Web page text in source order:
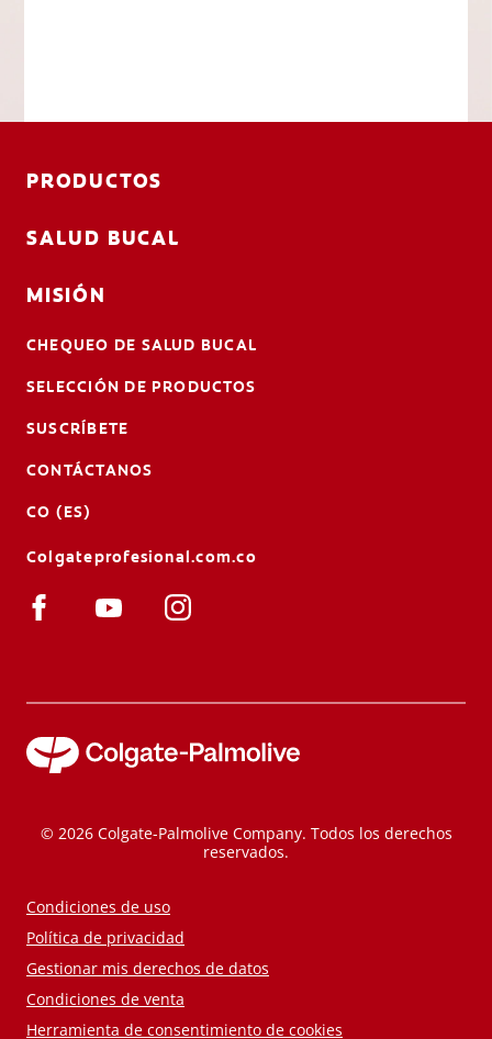
PRODUCTOS
SALUD BUCAL
MISIÓN
CHEQUEO DE SALUD BUCAL
SELECCIÓN DE PRODUCTOS
SUSCRÍBETE
CONTÁCTANOS
CO (ES)
Colgateprofesional.com.co
© 2026 Colgate-Palmolive Company. Todos los derechos
reservados.
Condiciones de uso
Política de privacidad
Gestionar mis derechos de datos
Condiciones de venta
Herramienta de consentimiento de cookies